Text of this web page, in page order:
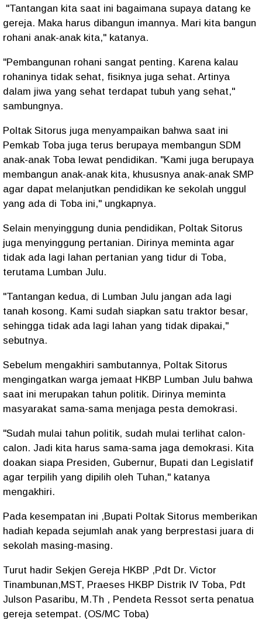
"Tantangan kita saat ini bagaimana supaya datang ke
gereja. Maka harus dibangun imannya. Mari kita bangun
rohani anak-anak kita," katanya.
"Pembangunan rohani sangat penting. Karena kalau
rohaninya tidak sehat, fisiknya juga sehat. Artinya
dalam jiwa yang sehat terdapat tubuh yang sehat,"
sambungnya.
Poltak Sitorus juga menyampaikan bahwa saat ini
Pemkab Toba juga terus berupaya membangun SDM
anak-anak Toba lewat pendidikan. "Kami juga berupaya
membangun anak-anak kita, khususnya anak-anak SMP
agar dapat melanjutkan pendidikan ke sekolah unggul
yang ada di Toba ini," ungkapnya.
Selain menyinggung dunia pendidikan, Poltak Sitorus
juga menyinggung pertanian. Dirinya meminta agar
tidak ada lagi lahan pertanian yang tidur di Toba,
terutama Lumban Julu.
"Tantangan kedua, di Lumban Julu jangan ada lagi
tanah kosong. Kami sudah siapkan satu traktor besar,
sehingga tidak ada lagi lahan yang tidak dipakai,"
sebutnya.
Sebelum mengakhiri sambutannya, Poltak Sitorus
mengingatkan warga jemaat HKBP Lumban Julu bahwa
saat ini merupakan tahun politik. Dirinya meminta
masyarakat sama-sama menjaga pesta demokrasi.
"Sudah mulai tahun politik, sudah mulai terlihat calon-
calon. Jadi kita harus sama-sama jaga demokrasi. Kita
doakan siapa Presiden, Gubernur, Bupati dan Legislatif
agar terpilih yang dipilih oleh Tuhan," katanya
mengakhiri.
Pada kesempatan ini ,Bupati Poltak Sitorus memberikan
hadiah kepada sejumlah anak yang berprestasi juara di
sekolah masing-masing.
Turut hadir Sekjen Gereja HKBP ,Pdt Dr. Victor
Tinambunan,MST, Praeses HKBP Distrik IV Toba, Pdt
Julson Pasaribu, M.Th , Pendeta Ressot serta penatua
gereja setempat. (OS/MC Toba)